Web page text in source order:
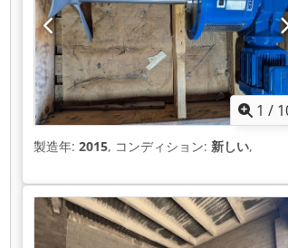
1 /
製造年: 2015, コンディション: 新しい,